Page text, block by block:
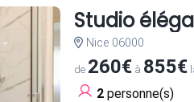
Studio
Nice 06000
de 260€à 855€
2personne(s)